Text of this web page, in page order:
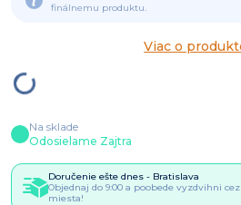
finálnemu produktu.
Viac o
Na sklade
Odosielame Zajtra
Doručenie ešte dnes - Bratislava
Objednaj do 9:00 a poobede vyzdvihni
miesta!